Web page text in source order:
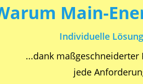
Main-
Individuelle
...dank maßgeschneiderter
jede